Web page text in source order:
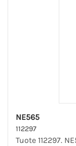
NE565
112297
Tuote 112297.